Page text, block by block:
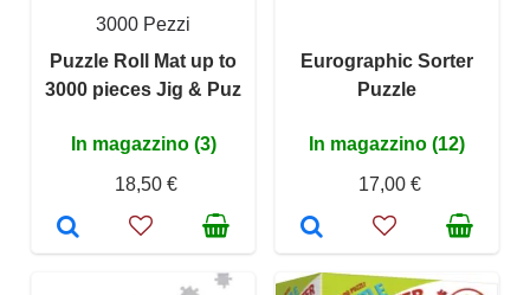
3000 Pezzi
Puzzle Roll Mat up to
3000 pieces Jig & Puz
In magazzino (3)
18,50 €
Eurographic Sorter
Puzzle
In magazzino (12)
17,00 €